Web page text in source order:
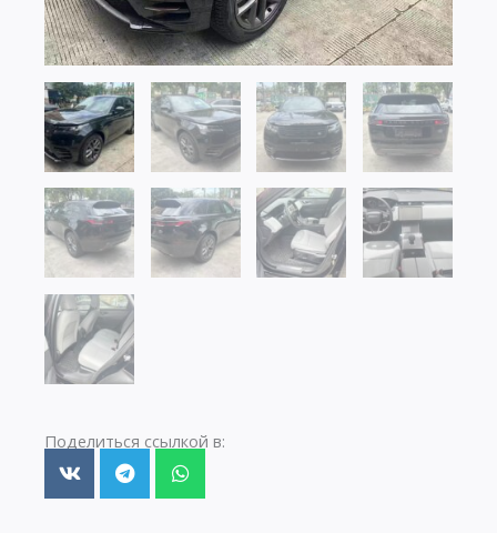
Поделиться ссылкой в: